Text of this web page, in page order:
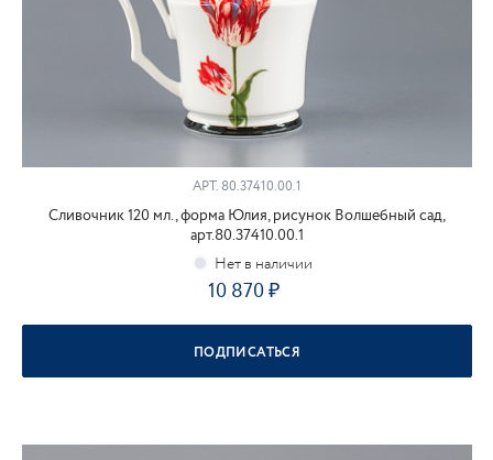
АРТ. 80.37410.00.1
Сливочник 120 мл., форма Юлия, рисунок Волшебный сад,
арт.80.37410.00.1
10 870
ПОДПИСАТЬСЯ